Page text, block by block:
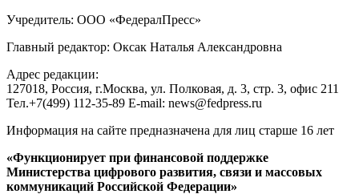
Учредитель: ООО «ФедералПресс»
Главный редактор: Оксак Наталья Александровна
Адрес редакции:
127018, Россия, г.Москва, ул. Полковая, д. 3, стр. 3, офис 211
Тел.+7(499) 112-35-89 E-mail: news@fedpress.ru
Информация на сайте предназначена для лиц старше 16 лет
«Функционирует при финансовой поддержке
Министерства цифрового развития, связи и массовых
коммуникаций Российской Федерации»